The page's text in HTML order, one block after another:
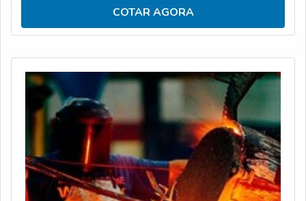
confiáveis para o projeto de materiais e produtos;
Permite o controle da qualidade de materiais orgânicos
resistência à flexão de materiais metálicos como o aço;
Apoia projetos estruturais e de engenharia; Pode ser
realizado em vários tipos de materiais.
COTAR AGORA